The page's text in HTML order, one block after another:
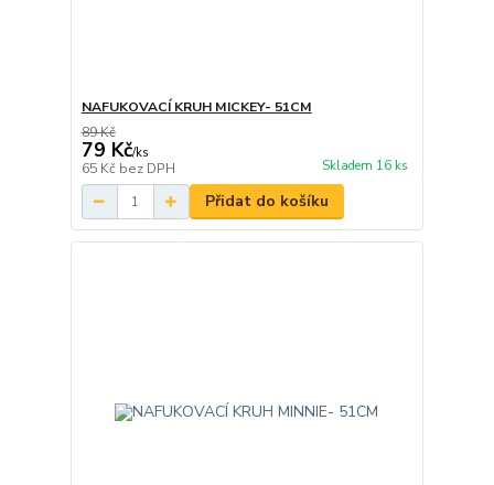
NAFUKOVACÍ KRUH MICKEY- 51CM
89 Kč
79 Kč/ks
65 Kč bez DPH Skladem 16 ks
Přidat do košíku